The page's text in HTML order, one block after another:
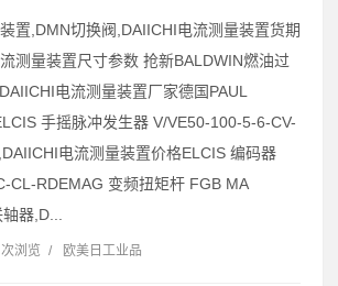
置,DMN切换阀,DAIICHI电流测量装置货期
测量装置尺寸参数 抢新BALDWIN燃油过
电流测量装置厂家德国PAUL
手摇脉冲发生器 V/VE50-100-5-6-CV-
电流测量装置价格ELCIS 编码器
CL-RDEMAG 变频扭矩杆 FGB MA
器,D...
浏览 / 欧美日工业品